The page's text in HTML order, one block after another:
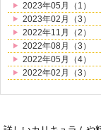
2023年05月（1）
2023年02月（3）
2022年11月（2）
2022年08月（3）
2022年05月（4）
2022年02月（3）